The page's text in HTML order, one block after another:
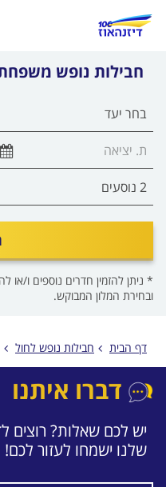
חבילות נופש
* ניתן להזמין חדרים נוספים ו/או
ובחירת המלון המבוקש.
דף הבית חבילות נופש לחול
דברו איתנו
יש לכם שאלות? רוצים
שלנו ישמחו לעזור לכם!